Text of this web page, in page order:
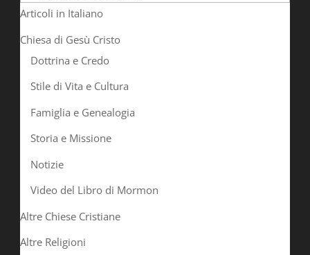
Articoli in Italiano
Chiesa di Gesù Cristo
Dottrina e Credo
Stile di Vita e Cultura
Famiglia e Genealogia
Storia e Missione
Notizie
Video del Libro di Mormon
Altre Chiese Cristiane
Altre Religioni